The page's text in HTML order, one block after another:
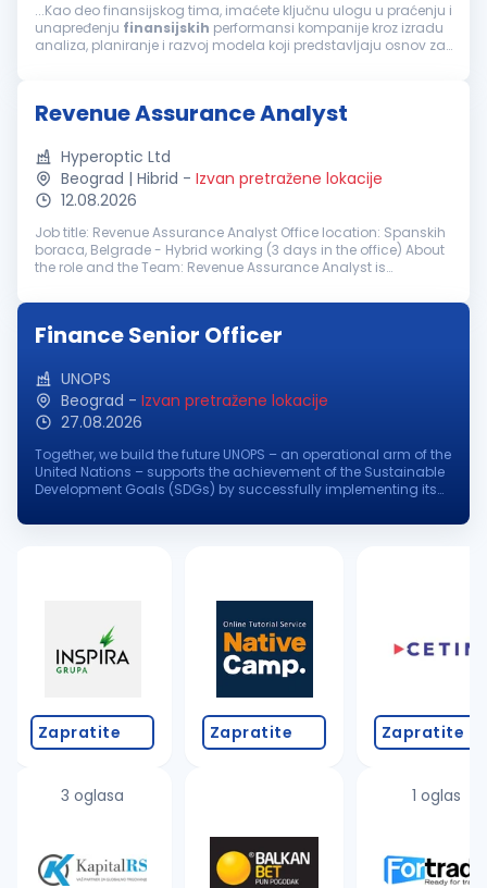
...Kao deo finansijskog tima, imaćete ključnu ulogu u praćenju i
unapređenju finansijskih performansi kompanije kroz izradu
analiza, planiranje i razvoj modela koji predstavljaju osnov za
Revenue Assurance Analyst
Hyperoptic Ltd
Beograd | Hibrid - Izvan pretražene lokacije
12.08.2026
Job title: Revenue Assurance Analyst Office location: Spanskih
boraca, Belgrade - Hybrid working (3 days in the office) About
the role and the Team: Revenue Assurance Analyst is
and mitigating...
Finance Senior Officer
UNOPS
Beograd - Izvan pretražene lokacije
27.08.2026
Together, we build the future UNOPS – an operational arm of the
United Nations – supports the achievement of the Sustainable
Development Goals (SDGs) by successfully implementing its
projects aro...
Zapratite
3 oglasa
Zapratite Zapratite
1 oglas